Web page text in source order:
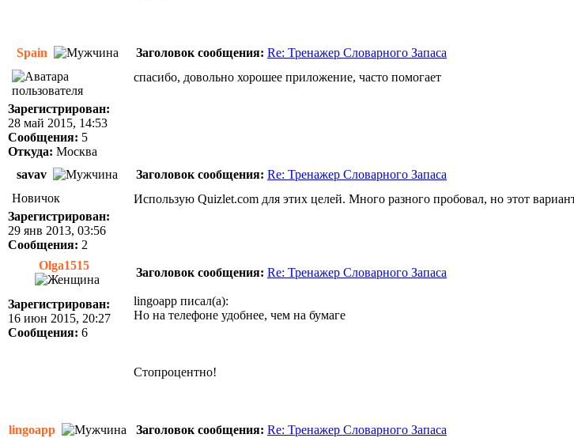
Spain Заголовок сообщения: Re: Тренажер Словарного Запаса
Зарегистрирован:
28 май 2015, 14:53
Сообщения: 5
Откуда: Москва
спасибо, довольно хорошее приложение, часто помогает
savav Заголовок сообщения: Re: Тренажер Словарного Запаса
Новичок
Зарегистрирован:
29 янв 2013, 03:56
Сообщения: 2
Использую Quizlet.com для этих целей. Много разного пробовал, но этот
Olga1515
Заголовок сообщения: Re: Тренажер Словарного Запаса
Зарегистрирован:
16 июн 2015, 20:27
Сообщения: 6
lingoapp писал(а):
Но на телефоне удобнее, чем на бумаге
Стопроцентно!
lingoapp Заголовок сообщения: Re: Тренажер Словарного Запаса